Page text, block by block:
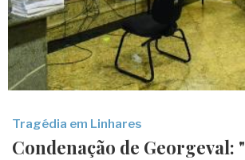
Tragédia em Linhares
Condenação de Georgeval: